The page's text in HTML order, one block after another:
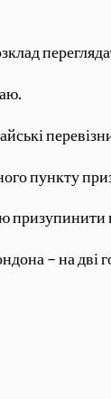
пункту
– на дві